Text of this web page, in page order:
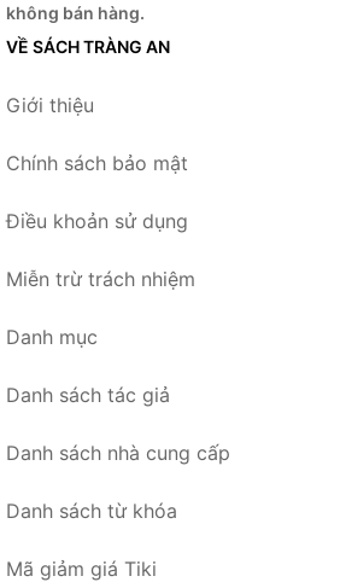
không bán hàng.
VỀ SÁCH TRÀNG AN
Giới thiệu
Chính sách bảo mật
Điều khoản sử dụng
Miễn trừ trách nhiệm
Danh mục
Danh sách tác giả
Danh sách nhà cung cấp
Danh sách từ khóa
Mã giảm giá Tiki